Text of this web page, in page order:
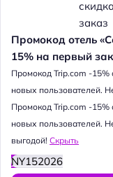
Промокод отель
15% на первый
Промокод Trip.com -15%
новых пользователей.
Промокод Trip.com -15%
новых пользователей.
выгодой! Скрыть
NY152026